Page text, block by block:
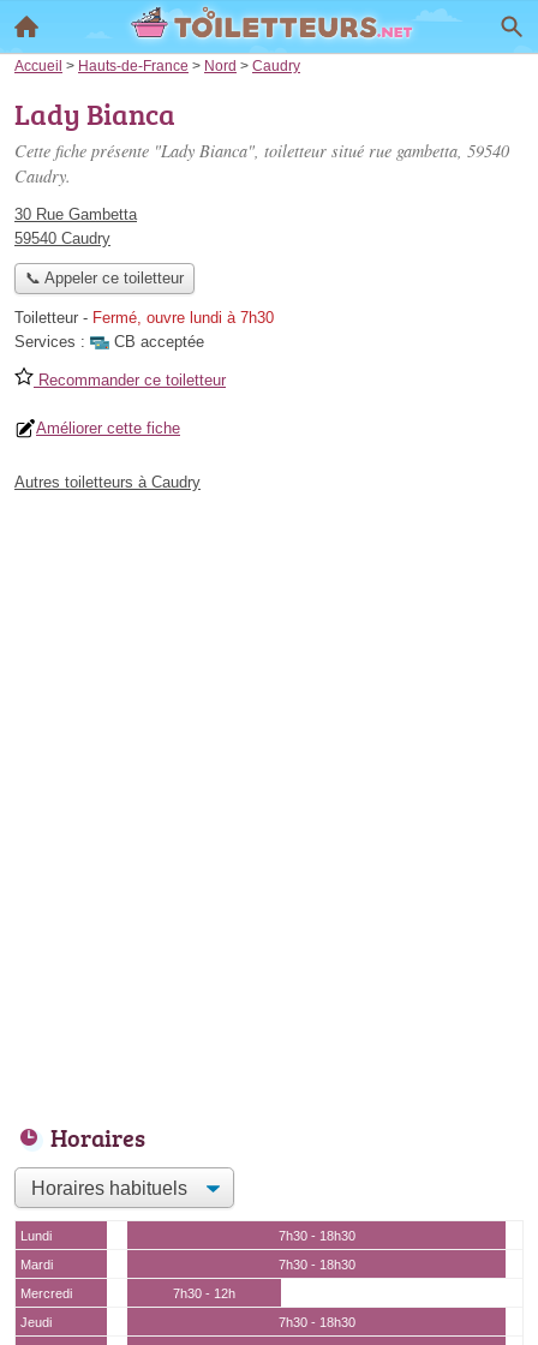
Accueil > Hauts-de-France > Nord > Caudry
Lady Bianca
Cette fiche présente "Lady Bianca", toiletteur situé rue gambetta, 59540
Caudry.
30 Rue Gambetta
59540 Caudry
📞 Appeler ce toiletteur
Toiletteur - Fermé, ouvre lundi à 7h30
Services :
CB acceptée
Recommander ce toiletteur
Améliorer cette fiche
Autres toiletteurs à Caudry
Horaires
Lundi
7h30 - 18h30
Mardi
7h30 - 18h30
Mercredi
7h30 - 12h
Jeudi
7h30 - 18h30